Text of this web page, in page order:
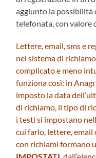
aggiunto la possibilità
telefonata, con valore
Lettere, email, sms e
nel sistema di
complicato e meno
funziona così: in
imposto la data
di richiamo, il tipo di
i testi si impostano
cui farlo, lettere, email
con richiami formano
IMPOSTATI ,